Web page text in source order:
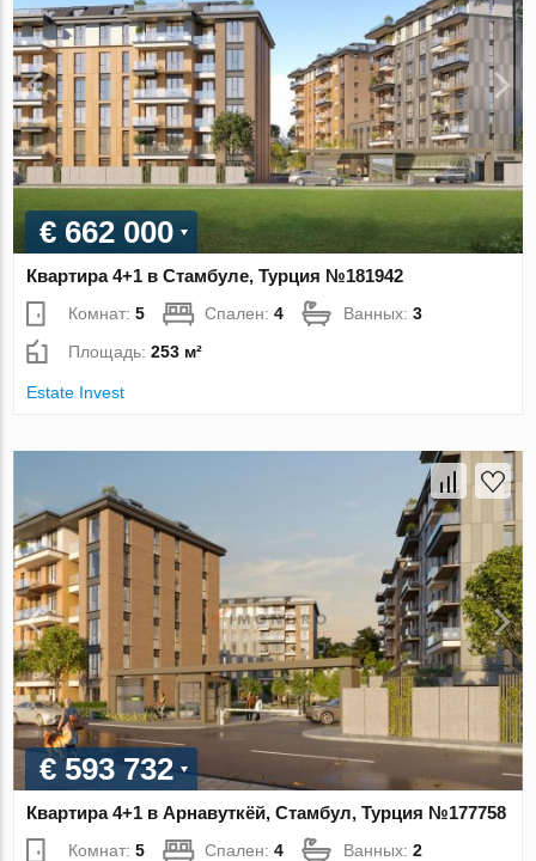
€ 662 000
Квартира 4+1 в Стамбуле, Турция №181942
Комнат:5 Спален:4 Ванных:3
Площадь:253 м²
Estate Invest
€ 593 732
Квартира 4+1 в Арнавуткёй, Стамбул, Турция №177758
Комнат:5 Спален:4 Ванных:2